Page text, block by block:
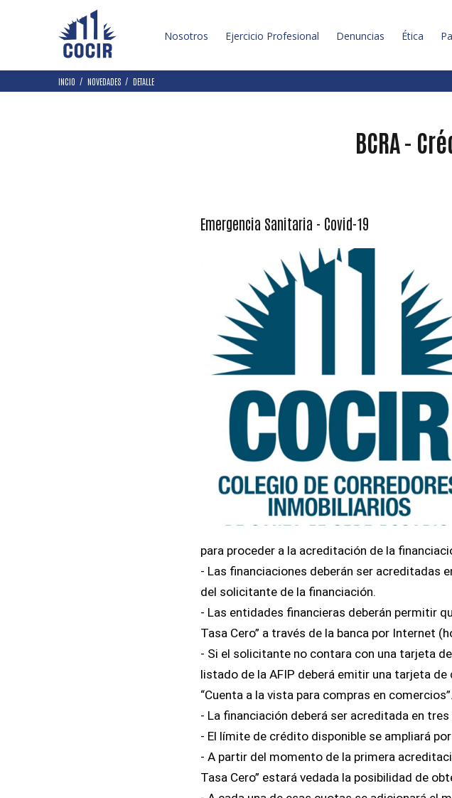
Nosotros Ejercicio Profesional Denuncias Ética
INCIO NOVEDADES DETALLE
BCRA -
Emergencia Sanitaria - Covid-19
para proceder a la acreditación de la
- Las financiaciones deberán ser acreditadas
del solicitante de la financiación.
- Las entidades financieras deberán permitir
Tasa Cero” a través de la banca por Internet
- Si el solicitante no contara con una tarjeta
listado de la AFIP deberá emitir una tarjeta
“Cuenta a la vista para compras en comercios”.
- La financiación deberá ser acreditada en
- El límite de crédito disponible se ampliará
- A partir del momento de la primera
Tasa Cero” estará vedada la posibilidad de